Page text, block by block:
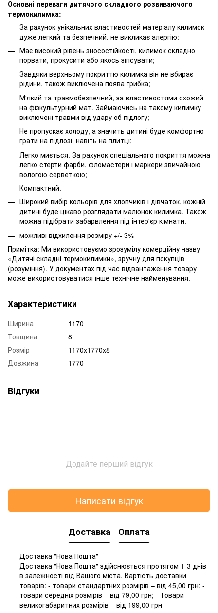
Основні переваги дитячого складного розвиваючого
термокилимка:
За рахунок унікальних властивостей матеріалу килимок
дуже легкий та безпечний, не викликає алергію;
Має високий рівень зносостійкості, килимок складно
порвати, прокусити або якось зіпсувати;
Завдяки верхньому покриттю килимка він не вбирає
рідини, також виключена поява грибка;
М'який та травмобезпечний, за властивостями схожий
на фізкультурний мат. Займаючись на такому килимку
виключені травми від удару об підлогу;
Не пропускає холоду, а значить дитині буде комфортно
грати на підлозі, навіть на плитці;
Легко миється. За рахунок спеціального покриття можна
легко стерти фарби, фломастери і маркери звичайною
вологою серветкою;
Компактний.
Широкий вибір кольорів для хлопчиків і дівчаток, кожній
дитині буде цікаво розглядати малюнок килимка. Також
можна підібрати забарвлення під інтер'єр кімнати.
можливі відхилення розміру +/- 3%
Примітка: Ми використовуємо зрозумілу комерційну назву
«Дитячі складні термокилимки», зручну для покупців
(розуміння). У документах під час відвантаження товару
може використовуватися інше технічне найменування.
Характеристики
Ширина
1170
Товщина
8
Розмір
1170х1770х8
Довжина
1770
Відгуки
Додайте перший відгук
Написати відгук
Доставка Оплата
Доставка "Нова Пошта"
Доставка "Нова Пошта" здійснюється протягом 1-3 днів
в залежності від Вашого міста. Вартість доставки
товарів: - товари стандартних розмірів – від 45,00 грн; -
товари середніх розмірів – від 79,00 грн; - Товари
великогабаритних розмірів – від 199,00 грн.